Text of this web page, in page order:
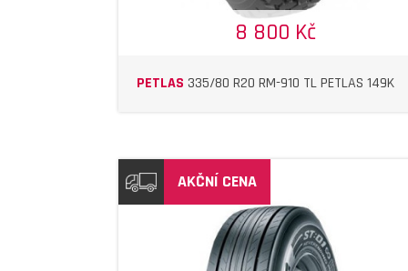
8 800 Kč
PETLAS 335/80 R20 RM-910 TL PETLAS 149K
AKČNÍ CENA